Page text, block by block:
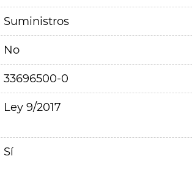
Suministros
No
33696500-0
Ley 9/2017
Sí